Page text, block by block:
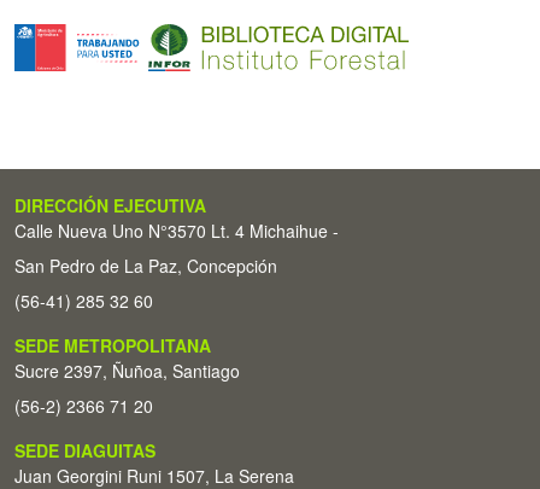
DIRECCIÓN EJECUTIVA
Calle Nueva Uno N°3570 Lt. 4 Michaihue -
San Pedro de La Paz, Concepción
(56-41) 285 32 60
SEDE METROPOLITANA
Sucre 2397, Ñuñoa, Santiago
(56-2) 2366 71 20
SEDE DIAGUITAS
Juan Georgini Runi 1507, La Serena